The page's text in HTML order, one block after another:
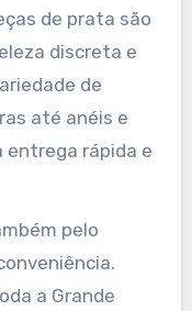
de prata são
discreta e
de
até anéis e
entrega rápida e
pelo
a Grande